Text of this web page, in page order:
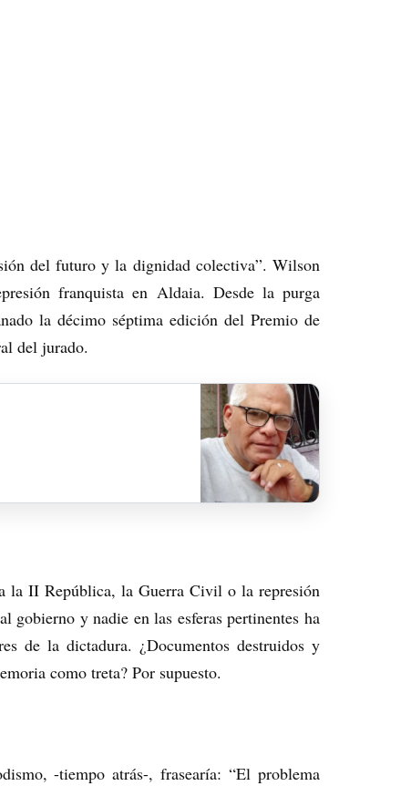
del futuro y la dignidad colectiva”. Wilson
franquista en Aldaia. Desde la purga
la décimo séptima edición del Premio de
del jurado.
la II República, la Guerra Civil o la represión
gobierno y nadie en las esferas pertinentes ha
de la dictadura. ¿Documentos destruidos y
como treta? Por supuesto.
-tiempo atrás-, frasearía: “El problema